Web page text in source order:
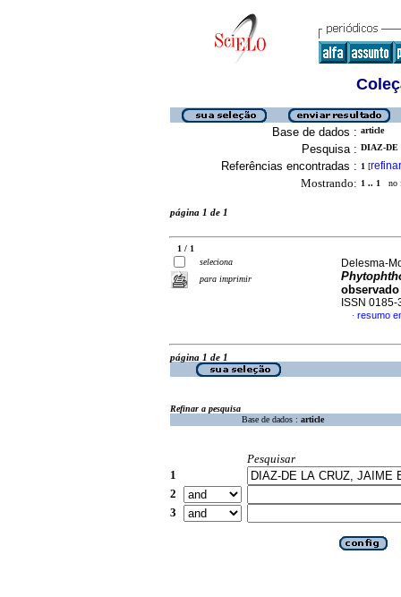
Base de dados : article
Pesquisa : DIAZ-DE
Referências encontradas : 1 [refinar
Mostrando: 1 .. 1 no
página 1 de 1
1 / 1
seleciona
para imprimir
Delesma-
ISSN 0185-
· resumo
página 1 de 1
Refinar a pesquisa
Base de dados : article
Pesquisar
1
2
3